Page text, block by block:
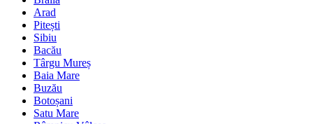
Arad
Pitești
Sibiu
Bacău
Târgu Mureș
Baia Mare
Buzău
Botoșani
Satu Mare